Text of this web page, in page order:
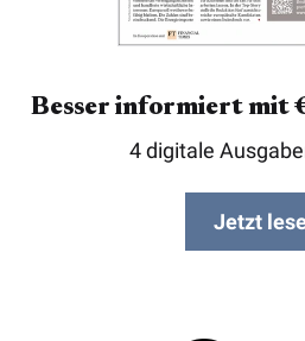
Besser informiert mit
4 digitale
Jetzt